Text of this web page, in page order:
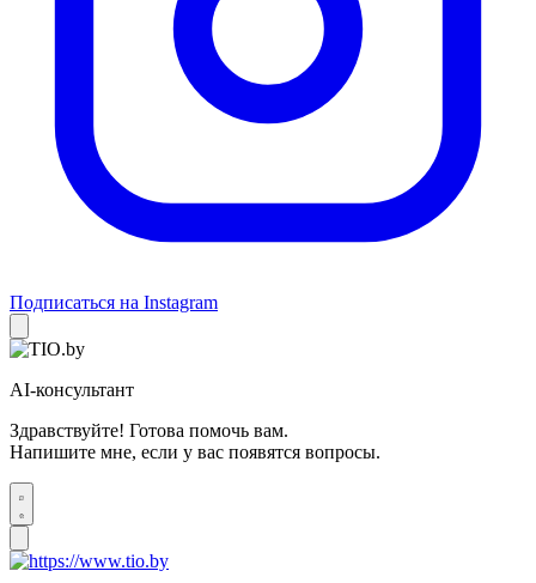
Подписаться на Instagram
AI-консультант
Здравствуйте! Готова помочь вам.
Напишите мне, если у вас появятся вопросы.